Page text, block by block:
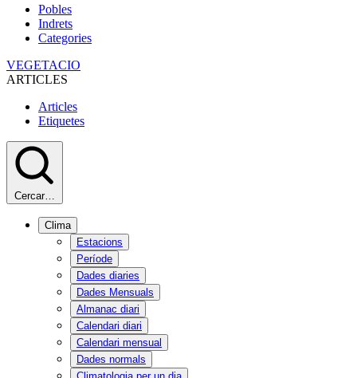
Pobles
Indrets
Categories
VEGETACIO
ARTICLES
Articles
Etiquetes
Cercar…
Clima
Estacions
Període
Dades diaries
Dades Mensuals
Almanac diari
Calendari diari
Calendari mensual
Dades normals